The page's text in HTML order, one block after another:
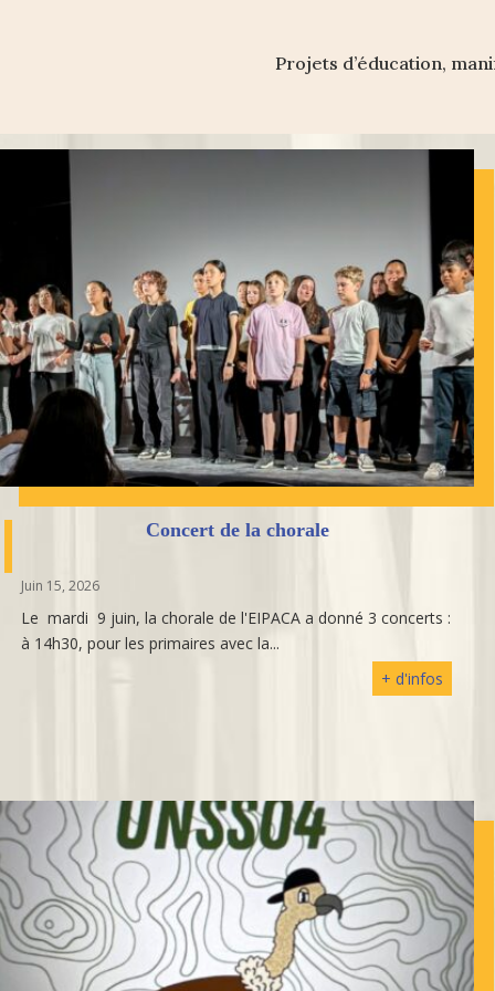
Projets d’éducation,
Concert de la chorale
Juin 15, 2026
Le mardi 9 juin, la chorale de l'EIPACA a donné 3 concerts :
à 14h30, pour les primaires avec la...
+ d'infos